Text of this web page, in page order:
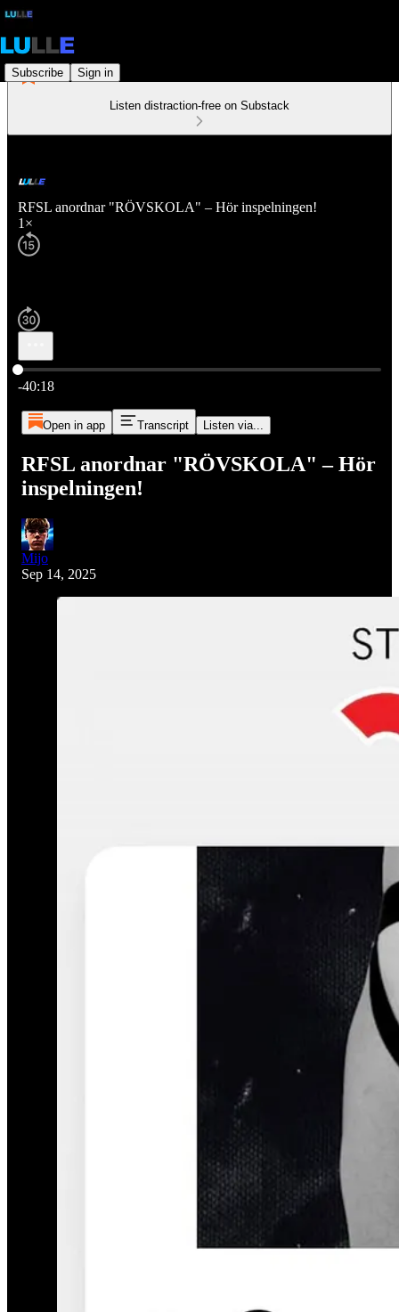
Subscribe Sign in
Listen distraction-free on Substack
RFSL anordnar "RÖVSKOLA" – Hör inspelningen!
1×
Current time: 0:00 / Total time: -40:18
-40:18
Open in app Transcript Listen via...
RFSL anordnar "RÖVSKOLA" – Hör
inspelningen!
Mijo
Sep 14, 2025